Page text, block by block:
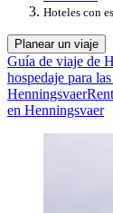
Hoteles con
Planear un viaje
Guía de viaje de
hospedaje para
Henningsvaer
en Henningsvaer